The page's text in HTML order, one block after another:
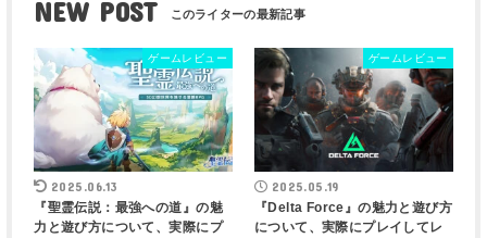
NEW POST
ゲームレビュー
2025.06.13
『聖霊伝説：最強への道』の魅
力と遊び方について、実際にプ
ゲームレビュー
2025.05.19
『Delta Force』の魅力と遊び方
について、実際にプレイしてレ